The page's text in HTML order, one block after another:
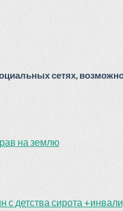
сетях,
на землю
с детства сирота